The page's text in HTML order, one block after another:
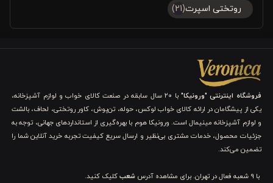
50×70 سانتی‌متر قرار دارد که هماهنگی کامل میان اجزای ست ایجاد
می‌کند. این ابعاد استاندارد کمک می‌کنند اتاق شما همیشه مرتب و
آراسته به نظر برسد و روتختی بدون جمع شدن یا کوتاهی، جلوه‌ای
شیک و حرفه‌ای به دکوراسیون بدهد.
طراحی سه‌تکه هماهنگ:
روتختی اسپرت(21)
فروشگاه اینترنتی "ورونیکا"
با ۲۰ سال سابقه در صنعت کالای خواب و لوازم آشپزخانه،
یکی از پیشگامان در ارائه کالای خواب لوکس، حوله، تن‌پوش، کاور روتختی، لحاف، بالشت
و لوازم آشپزخانه مینیمال است. ورونیکا هوم با بهره‌گیری از استانداردهای جهانی، توجه به
جزئیات محصول، خدمات مشتری بی‌نظیر و ارسال سریع کیفیت تجربه خرید آنلاین شما را
تضمین می‌کند.
با 9 شعبه فعال در تهران. برای مشاهده آدرس شعبکلیک کنید.